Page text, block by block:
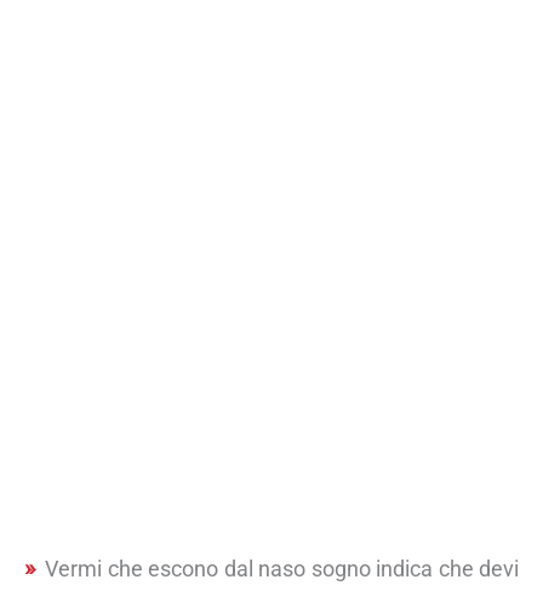
Vermi che escono dal naso sogno indica che devi